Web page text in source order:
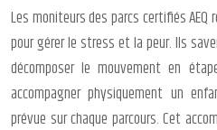
Les moniteurs des parcs certifiés
pour gérer le stress et la peur. Ils
décomposer le mouvement en
accompagner physiquement un
prévue sur chaque parcours. Cet